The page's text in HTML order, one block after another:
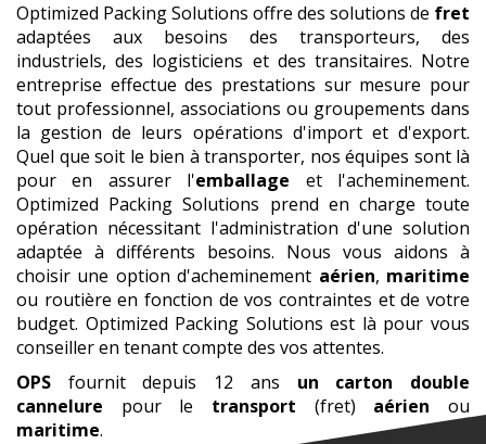
Optimized Packing Solutions offre des solutions de fret
adaptées aux besoins des transporteurs, des
industriels, des logisticiens et des transitaires. Notre
entreprise effectue des prestations sur mesure pour
tout professionnel, associations ou groupements dans
la gestion de leurs opérations d'import et d'export.
Quel que soit le bien à transporter, nos équipes sont là
pour en assurer l'emballage et l'acheminement.
Optimized Packing Solutions prend en charge toute
opération nécessitant l'administration d'une solution
adaptée à différents besoins. Nous vous aidons à
choisir une option d'acheminement aérien, maritime
ou routière en fonction de vos contraintes et de votre
budget. Optimized Packing Solutions est là pour vous
conseiller en tenant compte des vos attentes.
OPS fournit depuis 12 ans un carton double
cannelure pour le transport (fret) aérien ou
maritime.